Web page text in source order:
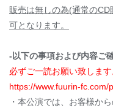
販売は無しの為(通常の
可となります。
-以下の事項および内容ご
必ずご一読お願い致します
https://www.fuurin-fc.com/
・本公演では、お客様か